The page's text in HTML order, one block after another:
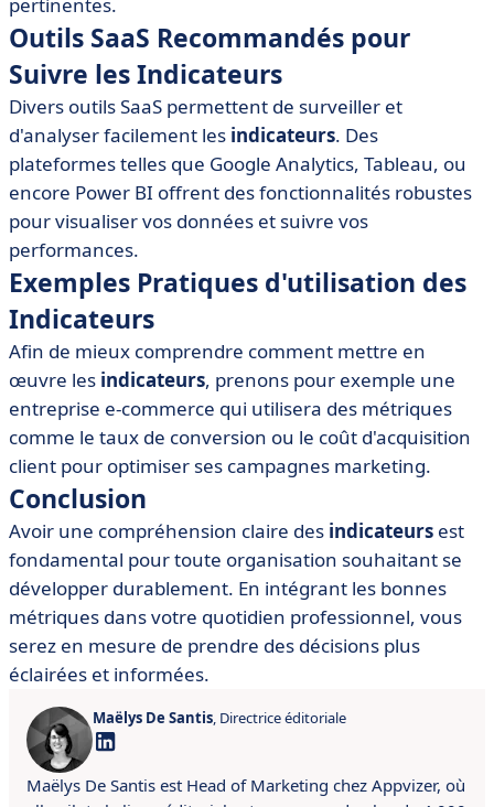
Outils SaaS Recommandés pour
Suivre les Indicateurs
Divers outils SaaS permettent de surveiller et
d'analyser facilement les indicateurs. Des
plateformes telles que Google Analytics, Tableau, ou
encore Power BI offrent des fonctionnalités robustes
pour visualiser vos données et suivre vos
performances.
Exemples Pratiques d'utilisation des
Indicateurs
Afin de mieux comprendre comment mettre en
œuvre les indicateurs, prenons pour exemple une
entreprise e-commerce qui utilisera des métriques
comme le taux de conversion ou le coût d'acquisition
client pour optimiser ses campagnes marketing.
Conclusion
Avoir une compréhension claire des indicateurs est
fondamental pour toute organisation souhaitant se
développer durablement. En intégrant les bonnes
métriques dans votre quotidien professionnel, vous
serez en mesure de prendre des décisions plus
éclairées et informées.
Maëlys De Santis, Directrice éditoriale
Maëlys De Santis est Head of Marketing chez Appvizer, où